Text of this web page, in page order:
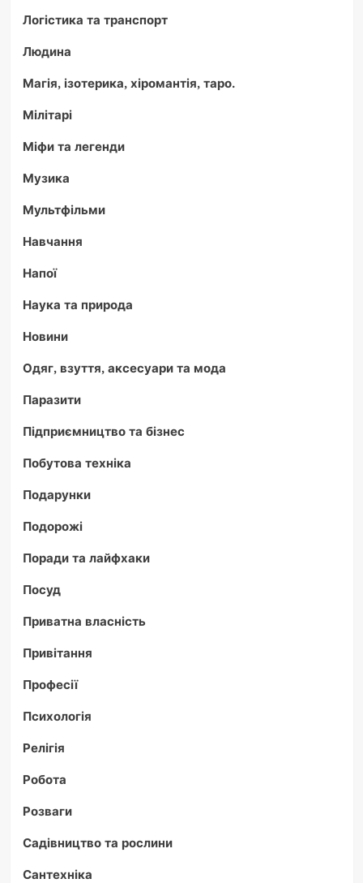
Логістика та транспорт
Людина
Магія, ізотерика, хіромантія, таро.
Мілітарі
Міфи та легенди
Музика
Мультфільми
Навчання
Напої
Наука та природа
Новини
Одяг, взуття, аксесуари та мода
Паразити
Підприємництво та бізнес
Побутова техніка
Подарунки
Подорожі
Поради та лайфхаки
Посуд
Приватна власність
Привітання
Професії
Психологія
Релігія
Робота
Розваги
Садівництво та рослини
Сантехніка